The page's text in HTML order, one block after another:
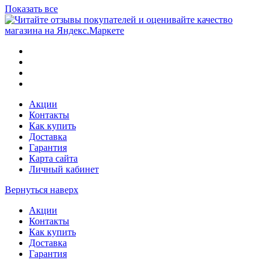
Показать все
Акции
Контакты
Как купить
Доставка
Гарантия
Карта сайта
Личный кабинет
Вернуться наверх
Акции
Контакты
Как купить
Доставка
Гарантия